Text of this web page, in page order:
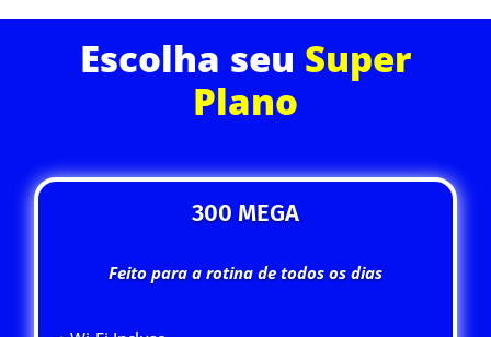
Escolha seu Super
Plano
300 MEGA
Feito para a rotina de todos os dias